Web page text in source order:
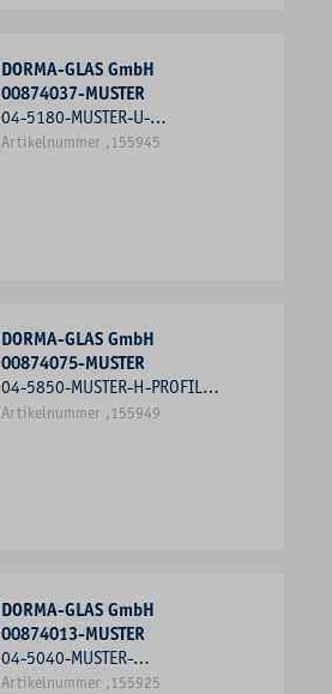
DORMA-GLAS GmbH
00874037-MUSTER
04-5180-MUSTER-U-
AUSGLEICHPROFIL 6MM
Artikelnummer ,155945
DORMA-GLAS GmbH
00874075-MUSTER
04-5850-MUSTER-H-PROFIL
KLEIN 8MM
Artikelnummer ,155949
DORMA-GLAS GmbH
00874013-MUSTER
04-5040-MUSTER-
WASSERABWEISER 8MM
Artikelnummer ,155925